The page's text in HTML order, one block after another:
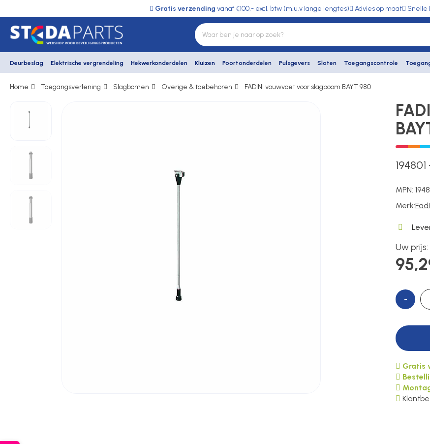
Gratis verzending vanaf €100,- excl. btw (m.u.v lange lengtes) Advies op maat Snelle
Deurbeslag Elektrische vergrendeling Hekwerkonderdelen Kluizen Poortonderdelen Pulsgevers Sloten Toegangscontrole
Deurbeslag
Elektrische vergrendeling
Hekwerkonderdelen
Kluizen
Home Toegangsverlening Slagbomen Overige & toebehoren FADINI vouwvoet voor slagboom BAYT 980
194801
MPN:
Merk:
Uw prijs:
-
Gratis